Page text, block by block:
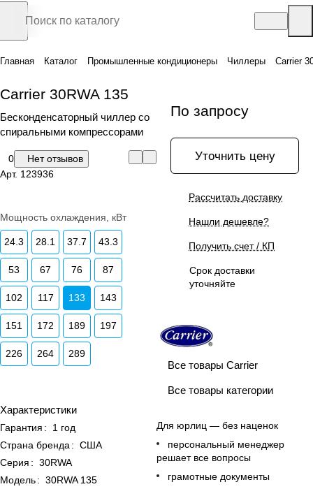
Главная Каталог Промышленные кондиционеры Чиллеры Carrier
Carrier 30RWA 135
Бесконденсаторный чиллер со
спиральными компрессорами
0
Нет отзывов
Арт. 123936
Мощность охлаждения, кВт
24.3 28.1 37.7 43.3
53 67 76 87
102 117 133 143
151 172 189 197
226 264 289
Характеристики
Гарантия :
1 год
Страна бренда : США
Серия : 30RWA
Модель: 30RWA 135
По запросу
Уточнить цену
Рассчитать доставку
Нашли дешевле?
Получить счет / КП
Срок доставки
уточняйте
Все товары Carrier
Все товары категории
Для юрлиц — без наценок
персональный менеджер
решает все вопросы
грамотные документы